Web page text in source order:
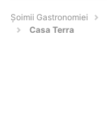
Șoimii Gastronomiei
Casa Terra